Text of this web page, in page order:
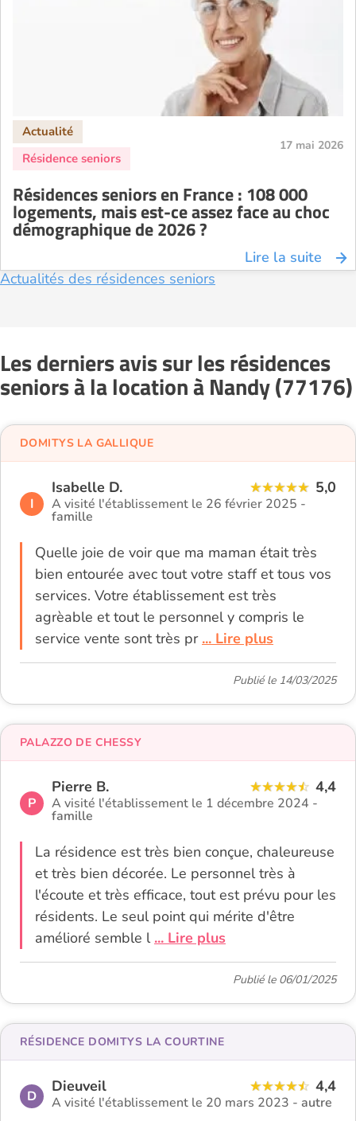
Residence service senior Toulouse
17 mai 2026
Résidences seniors en France : 108 000
logements, mais est-ce assez face au choc
démographique de 2026 ?
Lire la suite
Actualités des résidences seniors
Les derniers avis sur les résidences
seniors à la location à Nandy (77176)
I
Isabelle D. 5,0
A visité l'établissement le 26 février 2025 -
famille
Quelle joie de voir que ma maman était très
bien entourée avec tout votre staff et tous vos
services. Votre établissement est très
agrèable et tout le personnel y compris le
service vente sont très pr ... Lire plus
DOMITYS LA GALLIQUE
Publié le 14/03/2025
P
Pierre B. 4,4
A visité l'établissement le 1 décembre 2024 -
famille
La résidence est très bien conçue, chaleureuse
et très bien décorée. Le personnel très à
l'écoute et très efficace, tout est prévu pour les
résidents. Le seul point qui mérite d'être
amélioré semble l ... Lire plus
PALAZZO DE CHESSY
Publié le 06/01/2025
D
Dieuveil 4,4
A visité l'établissement le 20 mars 2023 - autre
RÉSIDENCE DOMITYS LA COURTINE